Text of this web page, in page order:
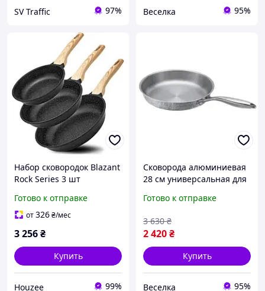
SV Traffic 97% Веселка 95%
Набор сковородок Blazant
Rock Series 3 шт
индукционных плит
жарка тушение
Готово к отправке
от326₴/мес
3 256₴
Купить
Houzee 99%
Сковорода алюминиевая
28 см универсальная для
приготовления на всех
Готово к отправке
2 420₴
3 630 ₴
Купить
Веселка 95%